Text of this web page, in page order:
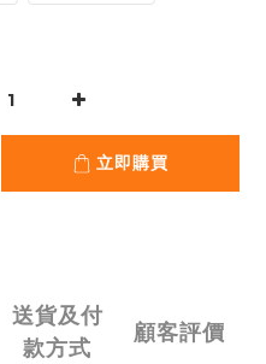
立即購買
送貨及付
款方式
顧客評價